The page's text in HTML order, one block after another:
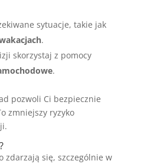
sytuacje, takie jak
.
skorzystaj z pomocy
.
pozwoli Ci bezpiecznie
zmniejszy ryzyko
zdarzają się, szczególnie w